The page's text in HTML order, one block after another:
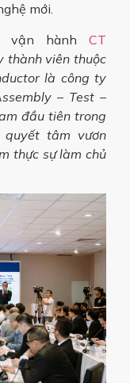
mới.
vận hành CT
thành viên thuộc
là công ty
– Test –
đầu tiên trong
quyết tâm vươn
thực sự làm chủ